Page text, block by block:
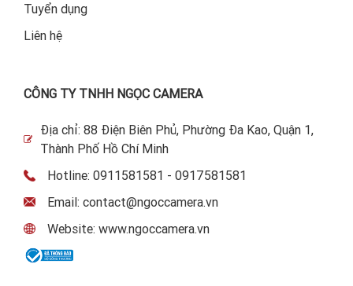
Tuyển dụng
Liên hệ
CÔNG TY TNHH NGỌC CAMERA
Địa chỉ: 88 Điện Biên Phủ, Phường Đa Kao, Quận 1,
Thành Phố Hồ Chí Minh
Hotline: 0911581581 - 0917581581
Email: contact@ngoccamera.vn
Website: www.ngoccamera.vn